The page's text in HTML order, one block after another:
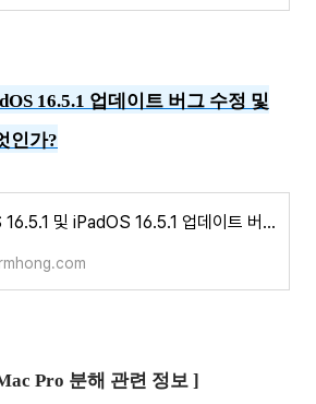
16.5.1 업데이트 버그 수정 및
인가?
iOS 16.5.1 및 iPadOS 16.5.1 업데이트 버그 수정 및 달라진 내용은 무엇인가?
Pro 분해 관련 정보 ]